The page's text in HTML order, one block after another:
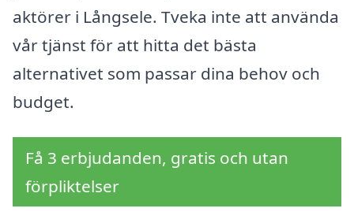
aktörer i Långsele. Tveka inte att använda
vår tjänst för att hitta det bästa
alternativet som passar dina behov och
budget.
Få 3 erbjudanden, gratis och utan
förpliktelser